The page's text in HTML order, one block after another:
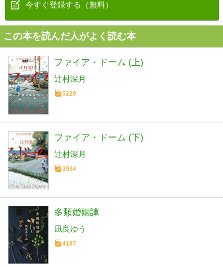
今すぐ登録する（無料）
この本を読んだ人がよく読む本
ファイア・ドーム (上)
辻村深月
5229
ファイア・ドーム (下)
辻村深月
3934
多類婚姻譚
凪良ゆう
4187